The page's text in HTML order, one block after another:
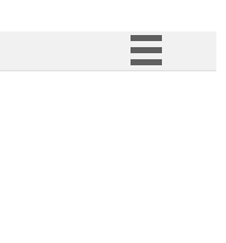
à informação